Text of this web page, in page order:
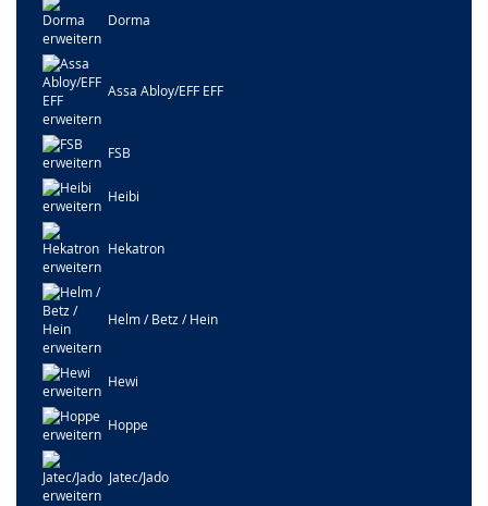
Dorma
Assa Abloy/EFF EFF
FSB
Heibi
Hekatron
Helm / Betz / Hein
Hewi
Hoppe
Jatec/Jado